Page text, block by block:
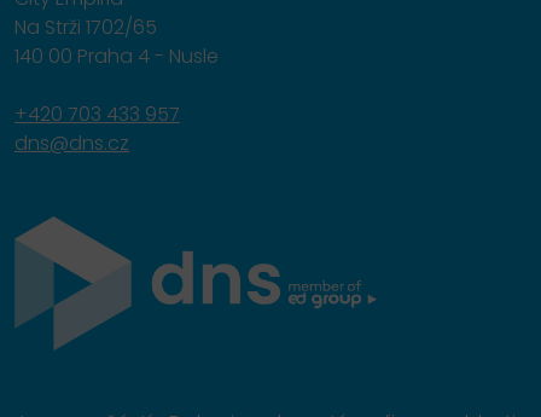
Na Strži 1702/65
140 00 Praha 4 - Nusle
+420 703 433 957
dns@dns.cz